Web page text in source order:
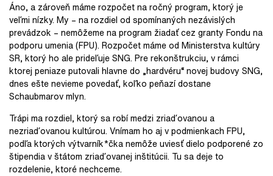
Áno, a zároveň máme rozpočet na ročný program, ktorý je
veľmi nízky. My – na rozdiel od spomínaných nezávislých
prevádzok – nemôžeme na program žiadať cez granty Fondu na
podporu umenia (FPU). Rozpočet máme od Ministerstva kultúry
SR, ktorý ho ale prideľuje SNG. Pre rekonštrukciu, v rámci
ktorej peniaze putovali hlavne do „hardvéru“ novej budovy SNG,
dnes ešte nevieme povedať, koľko peňazí dostane
Schaubmarov mlyn.
Trápi ma rozdiel, ktorý sa robí medzi zriaďovanou a
nezriaďovanou kultúrou. Vnímam ho aj v podmienkach FPU,
podľa ktorých výtvarník*čka nemôže uviesť dielo podporené zo
štipendia v štátom zriaďovanej inštitúcii. Tu sa deje to
rozdelenie, ktoré nechceme.